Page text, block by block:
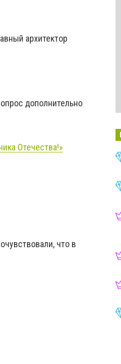
архитектор
дополнительно
Отечества!»
что в